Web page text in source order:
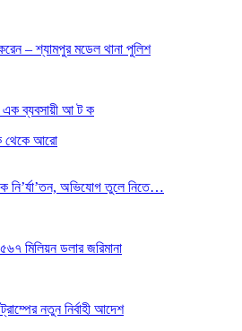
– শ্যামপুর মডেল থানা পুলিশ
এক ব্যবসায়ী আ ট ক
থেকে আরো
নি’র্যা’তন, অভিযোগ তুলে নিতে…
মিলিয়ন ডলার জরিমানা
নতুন নির্বাহী আদেশ